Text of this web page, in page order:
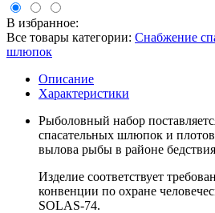
В избранное:
Все товары категории: Снабжение
шлюпок
Описание
Характеристики
Рыболовный набор
спасательных шлюпок и
вылова рыбы в районе
Изделие соответствует
конвенции по охране
SOLAS-74.